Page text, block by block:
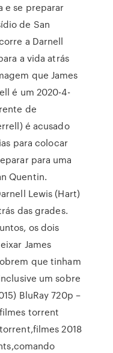
e se preparar
de San
a Darnell
a vida atrás
que James
é um 2020-4-
de
é acusado
para colocar
para uma
Quentin.
Lewis (Hart)
das grades.
os dois
James
que tinham
um sobre
BluRay 720p –
torrent
2018